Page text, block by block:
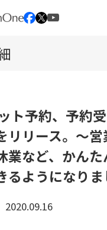
について
発
ト予約、予約
リリース。～営
業など、かん
るようになり
2020.09.16